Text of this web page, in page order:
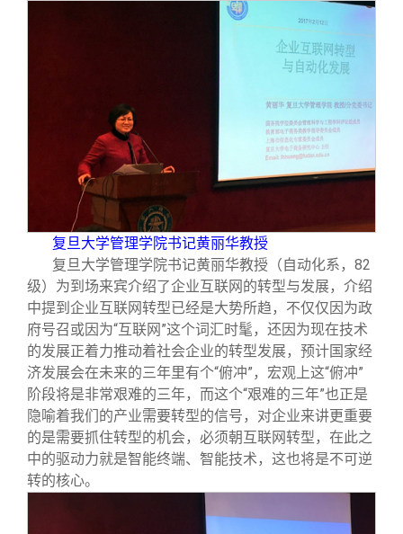
复旦大学管理学院书记黄丽华教授
复旦大学管理学院书记黄丽华教授（自动化系，82
级）为到场来宾介绍了企业互联网的转型与发展，介绍
中提到企业互联网转型已经是大势所趋，不仅仅因为政
府号召或因为“互联网”这个词汇时髦，还因为现在技术
的发展正着力推动着社会企业的转型发展，预计国家经
济发展会在未来的三年里有个“俯冲”，宏观上这“俯冲”
阶段将是非常艰难的三年，而这个“艰难的三年”也正是
隐喻着我们的产业需要转型的信号，对企业来讲更重要
的是需要抓住转型的机会，必须朝互联网转型，在此之
中的驱动力就是智能终端、智能技术，这也将是不可逆
转的核心。